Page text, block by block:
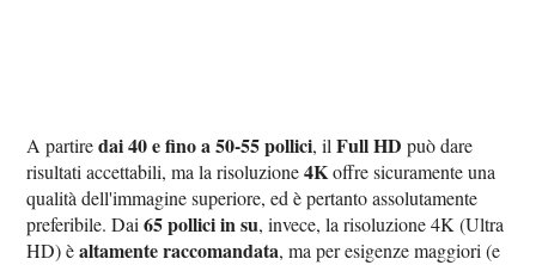
A partiredai 40 e fino a 50-55 pollici, ilFull HD può dare
risultati accettabili, ma la risoluzione4Koffre sicuramente una
qualità dell'immagine superiore, ed è pertanto assolutamente
preferibile. Dai65 pollici in su, invece, la risoluzione 4K (Ultra
HD) èaltamente raccomandata, ma per esigenze maggiori (e